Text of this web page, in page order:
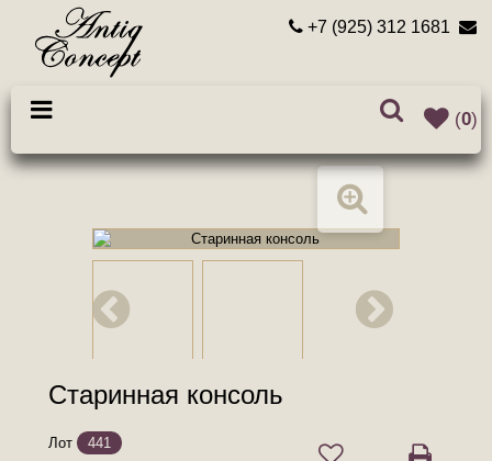
+7 (925) 312 1681
(0)
Старинная консоль
Лот
441